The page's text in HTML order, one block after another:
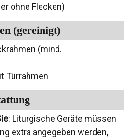
ohne Flecken)
(gereinigt)
(mind.
Türrahmen
: Liturgische Geräte müssen
extra angegeben werden,